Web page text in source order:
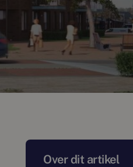
Over dit artikel